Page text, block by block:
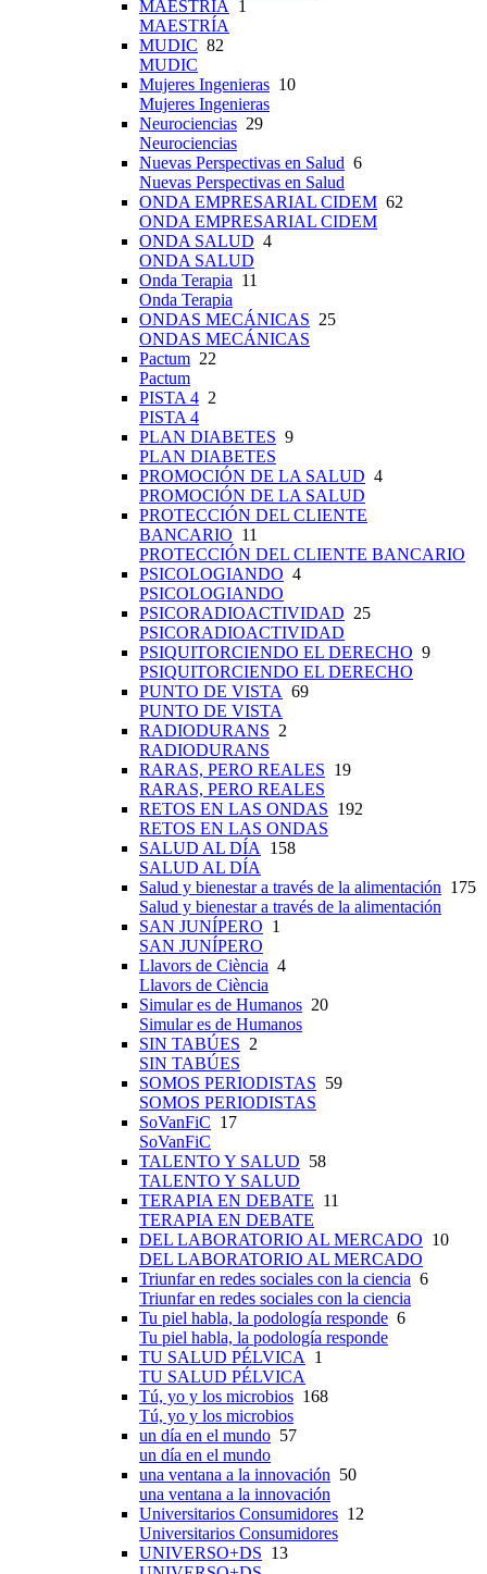
MAESTRÍA 1
MAESTRÍA
MUDIC 82
MUDIC
Mujeres Ingenieras 10
Mujeres Ingenieras
Neurociencias 29
Neurociencias
Nuevas Perspectivas en Salud 6
Nuevas Perspectivas en Salud
ONDA EMPRESARIAL CIDEM 62
ONDA EMPRESARIAL CIDEM
ONDA SALUD 4
ONDA SALUD
Onda Terapia 11
Onda Terapia
ONDAS MECÁNICAS 25
ONDAS MECÁNICAS
Pactum 22
Pactum
PISTA 4 2
PISTA 4
PLAN DIABETES 9
PLAN DIABETES
PROMOCIÓN DE LA SALUD 4
PROMOCIÓN DE LA SALUD
PROTECCIÓN DEL CLIENTE
BANCARIO 11
PROTECCIÓN DEL CLIENTE BANCARIO
PSICOLOGIANDO 4
PSICOLOGIANDO
PSICORADIOACTIVIDAD 25
PSICORADIOACTIVIDAD
PSIQUITORCIENDO EL DERECHO 9
PSIQUITORCIENDO EL DERECHO
PUNTO DE VISTA 69
PUNTO DE VISTA
RADIODURANS 2
RADIODURANS
RARAS, PERO REALES 19
RARAS, PERO REALES
RETOS EN LAS ONDAS 192
RETOS EN LAS ONDAS
SALUD AL DÍA 158
SALUD AL DÍA
Salud y bienestar a través de la alimentación 175
Salud y bienestar a través de la alimentación
SAN JUNÍPERO 1
SAN JUNÍPERO
Llavors de Ciència 4
Llavors de Ciència
Simular es de Humanos 20
Simular es de Humanos
SIN TABÚES 2
SIN TABÚES
SOMOS PERIODISTAS 59
SOMOS PERIODISTAS
SoVanFiC 17
SoVanFiC
TALENTO Y SALUD 58
TALENTO Y SALUD
TERAPIA EN DEBATE 11
TERAPIA EN DEBATE
DEL LABORATORIO AL MERCADO 10
DEL LABORATORIO AL MERCADO
Triunfar en redes sociales con la ciencia 6
Triunfar en redes sociales con la ciencia
Tu piel habla, la podología responde 6
Tu piel habla, la podología responde
TU SALUD PÉLVICA 1
TU SALUD PÉLVICA
Tú, yo y los microbios 168
Tú, yo y los microbios
un día en el mundo 57
un día en el mundo
una ventana a la innovación 50
una ventana a la innovación
Universitarios Consumidores 12
Universitarios Consumidores
UNIVERSO+DS 13